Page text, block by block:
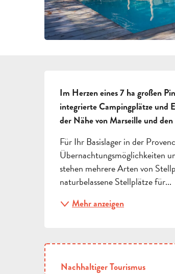
Im Herzen eines 7 ha großen
integrierte Campingplätze und
der Nähe von Marseille und
Für Ihr Basislager in der
Übernachtungsmöglichkeiten
stehen mehrere Arten von
naturbelassene Stellplätze für...
Mehr anzeigen
Nachhaltiger Tourismus